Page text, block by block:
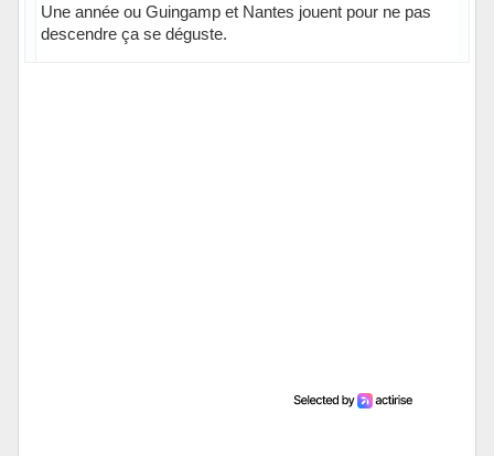
Une année ou Guingamp et Nantes jouent pour ne pas
descendre ça se déguste.